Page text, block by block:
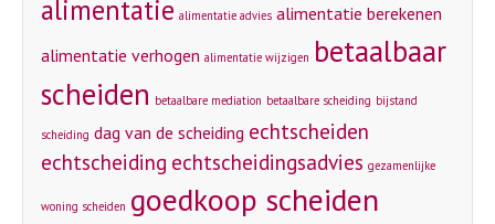
alimentatie alimentatie advies alimentatie berekenen
alimentatie verhogen alimentatie wijzigen betaalbaar
scheiden betaalbare mediation betaalbare scheiding bijstand
scheiding dag van de scheiding echtscheiden
echtscheiding echtscheidingsadvies gezamenlijke
woning scheiden goedkoop scheiden